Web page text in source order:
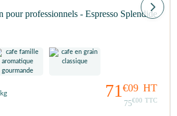
pour professionnels - Espresso Splendide
71 €09 HT
75€00 TTC